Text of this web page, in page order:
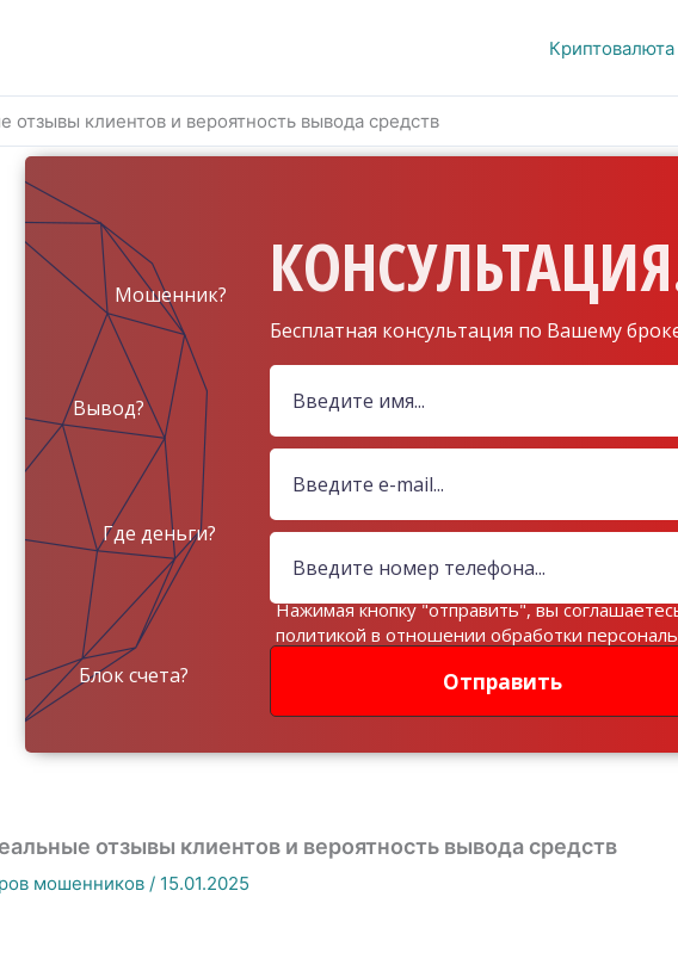
Криптовалюта
отзывы клиентов и вероятность вывода средств
Бесплатная консультация по Вашему
Мошенник?
Вывод?
Где деньги?
Блок счета? Отправить
Нажимая кнопку "отправить", вы
политикой в отношении обработки
отзывы клиентов и вероятность вывода средств
мошенников / 15.01.2025